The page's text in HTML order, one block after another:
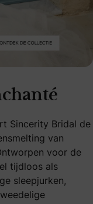
Sincerity Bridal de
van
voor de
tijdloos als
sleepjurken,